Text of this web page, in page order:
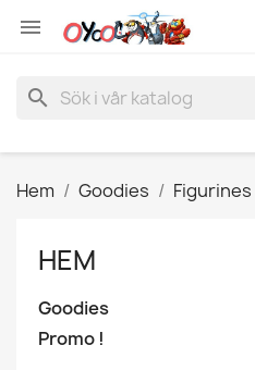

search
Hem Goodies Figurines
HEM
Goodies
Promo !